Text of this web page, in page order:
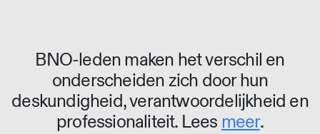
BNO-leden maken het verschil en
onderscheiden zich door hun
deskundigheid, verantwoordelijkheid en
professionaliteit. Lees meer.